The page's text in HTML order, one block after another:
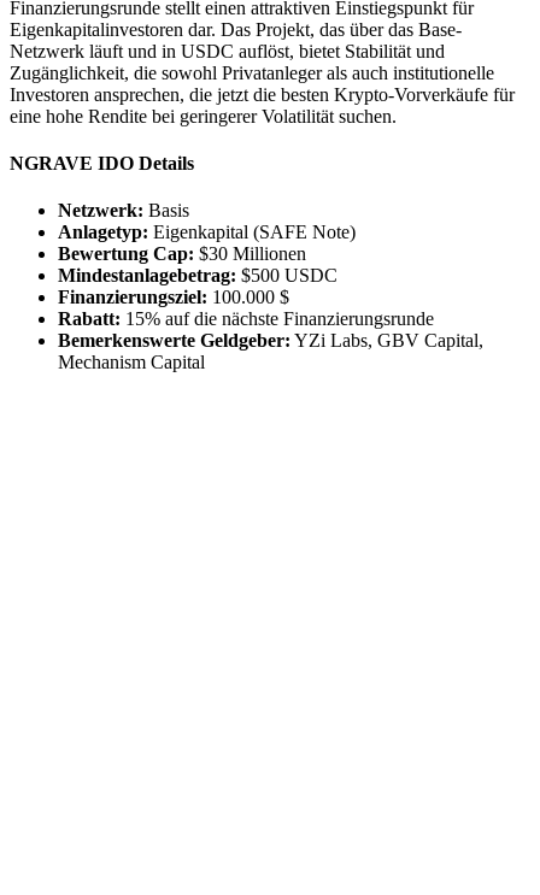
Finanzierungsrunde stellt einen attraktiven Einstiegspunkt für
Eigenkapitalinvestoren dar. Das Projekt, das über das Base-
Netzwerk läuft und in USDC auflöst, bietet Stabilität und
Zugänglichkeit, die sowohl Privatanleger als auch institutionelle
Investoren ansprechen, die jetzt die besten Krypto-Vorverkäufe für
eine hohe Rendite bei geringerer Volatilität suchen.
NGRAVE IDO Details
Netzwerk: Basis
Anlagetyp: Eigenkapital (SAFE Note)
Bewertung Cap: $30 Millionen
Mindestanlagebetrag: $500 USDC
Finanzierungsziel: 100.000 $
Rabatt: 15% auf die nächste Finanzierungsrunde
Bemerkenswerte Geldgeber: YZi Labs, GBV Capital,
Mechanism Capital